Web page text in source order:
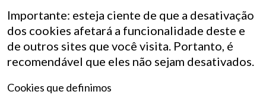
Importante: esteja ciente de que a desativação
dos cookies afetará a funcionalidade deste e
de outros sites que você visita. Portanto, é
recomendável que eles não sejam desativados.
Cookies que definimos